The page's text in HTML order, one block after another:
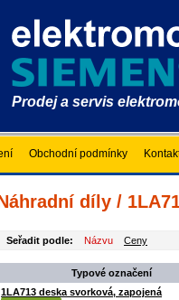
Prodej a servis
Obchodní podmínky
díly /
Seřadit podle: Názvu Ceny
Typové označení
1LA713 deska svorková, zapojená